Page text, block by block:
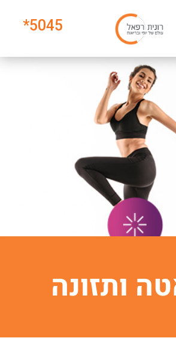
5045
*
ותזונה